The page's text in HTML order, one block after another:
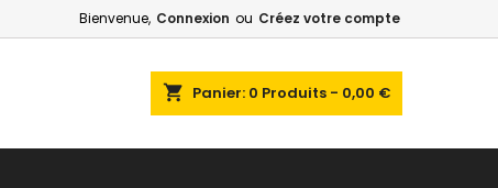
Bienvenue, Connexion ou Créez votre compte
shopping_cart Panier: 0 Produits - 0,00 €